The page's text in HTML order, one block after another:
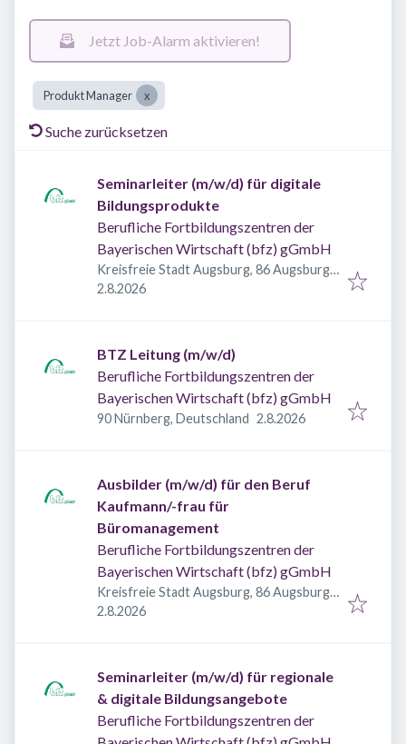
Jetzt Job-Alarm aktivieren!
Produkt Manager
Suche zurücksetzen
Seminarleiter (m/w/d) für digitale
Bildungsprodukte
Berufliche Fortbildungszentren der
Bayerischen Wirtschaft (bfz) gGmbH
Kreisfreie Stadt Augsburg, 86 Augsburg,
Deutschland
Veröffentlicht
2.8.2026
BTZ Leitung (m/w/d)
Berufliche Fortbildungszentren der
Bayerischen Wirtschaft (bfz) gGmbH
90 Nürnberg, Deutschland Veröffentlicht
2.8.2026
Ausbilder (m/w/d) für den Beruf
Kaufmann/-frau für
Büromanagement
Berufliche Fortbildungszentren der
Bayerischen Wirtschaft (bfz) gGmbH
Kreisfreie Stadt Augsburg, 86 Augsburg,
Deutschland
Veröffentlicht
2.8.2026
Seminarleiter (m/w/d) für regionale
& digitale Bildungsangebote
Berufliche Fortbildungszentren der